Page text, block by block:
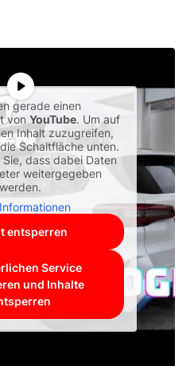
gerade einen
vonYouTube. Um auf
Inhalt zuzugreifen,
Schaltfläche unten.
dass dabei Daten
weitergegeben
werden.
entsperren
Service
und Inhalte